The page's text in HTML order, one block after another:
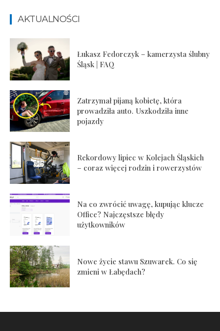
AKTUALNOŚCI
Łukasz Fedorczyk – kamerzysta ślubny
Śląsk | FAQ
Zatrzymał pijaną kobietę, która
prowadziła auto. Uszkodziła inne
pojazdy
Rekordowy lipiec w Kolejach Śląskich
– coraz więcej rodzin i rowerzystów
Na co zwrócić uwagę, kupując klucze
Office? Najczęstsze błędy
użytkowników
Nowe życie stawu Szuwarek. Co się
zmieni w Łabędach?